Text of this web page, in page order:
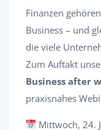
Finanzen
Business – und
die viele
Zum Auftakt
Business after
praxisnahes
Mittwoch, 24.